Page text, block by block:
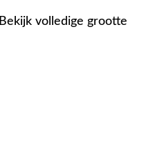
Bekijk volledige grootte